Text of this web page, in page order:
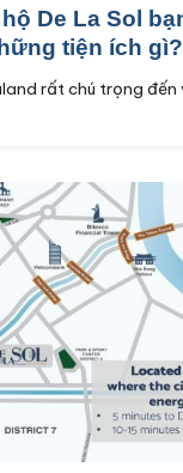
De La Sol
tiện ích gì?
rất chú trọng đến